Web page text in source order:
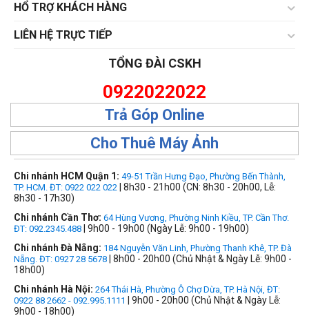
HỔ TRỢ KHÁCH HÀNG
LIÊN HỆ TRỰC TIẾP
TỔNG ĐÀI CSKH
0922022022
Trả Góp Online
Cho Thuê Máy Ảnh
Chi nhánh HCM Quận 1: 49-51 Trần Hưng Đạo, Phường Bến Thành,
TP. HCM. ĐT: 0922 022 022 | 8h30 - 21h00 (CN: 8h30 - 20h00, Lễ:
8h30 - 17h30)
Chi nhánh Cần Thơ: 64 Hùng Vương, Phường Ninh Kiều, TP. Cần Thơ.
ĐT: 092.2345.488 | 9h00 - 19h00 (Ngày Lễ: 9h00 - 19h00)
Chi nhánh Đà Nẵng: 184 Nguyễn Văn Linh, Phường Thanh Khê, TP. Đà
Nẵng. ĐT: 0927 28 5678 | 8h00 - 20h00 (Chủ Nhật & Ngày Lễ: 9h00 -
18h00)
Chi nhánh Hà Nội: 264 Thái Hà, Phường Ô Chợ Dừa, TP. Hà Nội, ĐT:
0922 88 2662 - 092.995.1111
| 9h00 - 20h00 (Chủ Nhật & Ngày Lễ:
9h00 - 18h00)